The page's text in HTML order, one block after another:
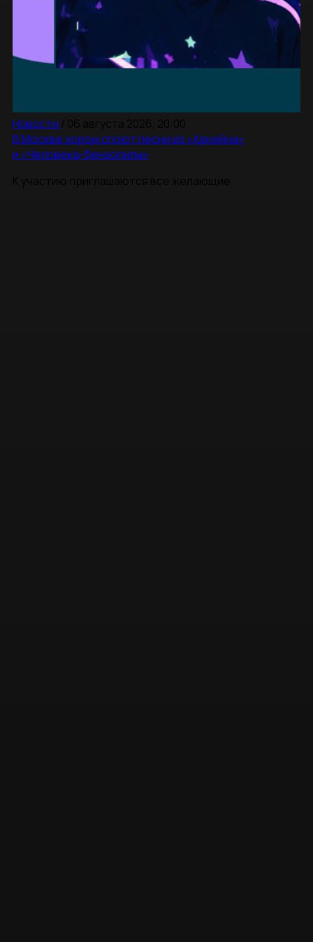
Новости
В Москве хором споют песни из «Аркейна»
и «Человека-бензопилы»